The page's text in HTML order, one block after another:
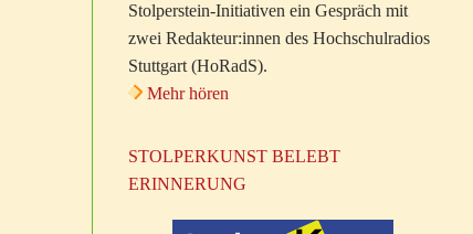
Stolperstein-Initiativen ein Gespräch mit
zwei Redakteur:innen des Hochschulradios
Stuttgart (HoRadS).
Mehr hören
STOLPERKUNST BELEBT
ERINNERUNG